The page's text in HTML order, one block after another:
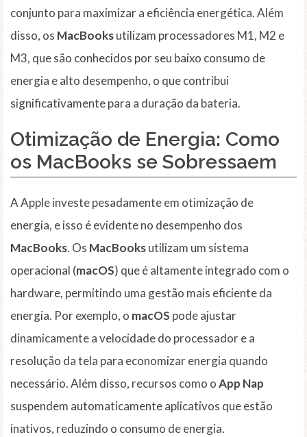
conjunto para maximizar a eficiência energética. Além
disso, os MacBooksutilizam processadores M1, M2 e
M3, que são conhecidos por seu baixo consumo de
energia e alto desempenho, o que contribui
significativamente para a duração da bateria.
Otimização de Energia: Como
os MacBooks se Sobressaem
A Apple investe pesadamente em otimização de
energia, e isso é evidente no desempenho dos
MacBooks. Os MacBooksutilizam um sistema
operacional (macOS) que é altamente integrado com o
hardware, permitindo uma gestão mais eficiente da
energia. Por exemplo, o macOS pode ajustar
dinamicamente a velocidade do processador e a
resolução da tela para economizar energia quando
necessário. Além disso, recursos como oApp Nap
suspendem automaticamente aplicativos que estão
inativos, reduzindo o consumo de energia.